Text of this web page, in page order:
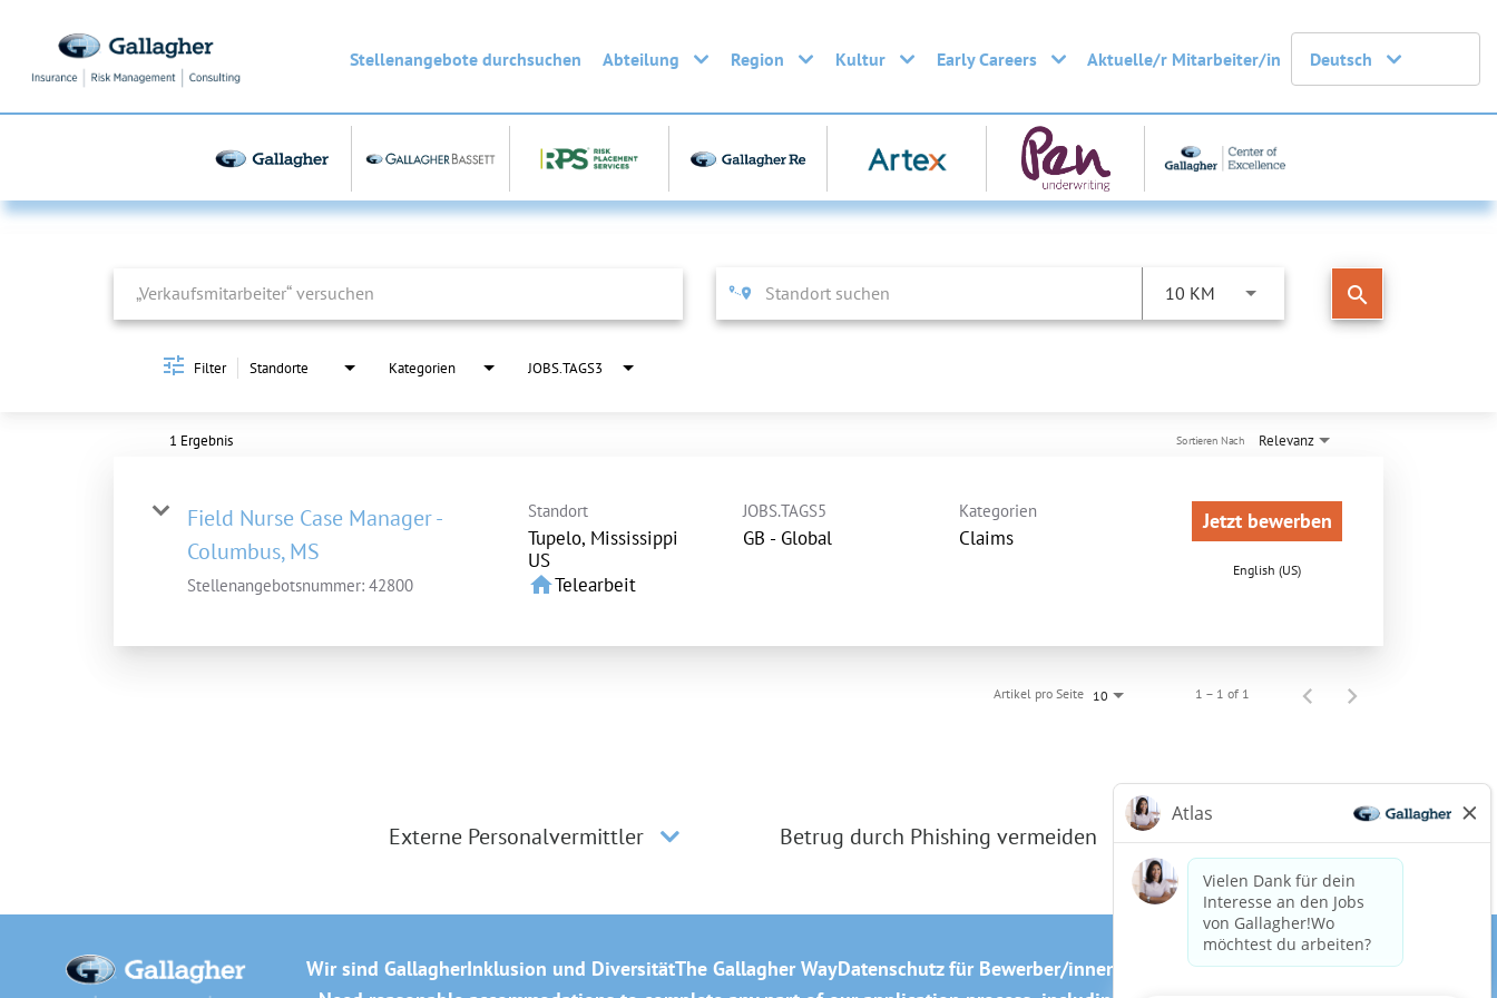
Stellenangebote durchsuchen Abteilung Region Kultur Early Careers Aktuelle/r Mitarbeiter/in Deutsch
Job Search Page
10 KM search
Filter Standorte Kategorien JOBS.TAGS3
1 Ergebnis Relevanz
Sortieren Nach
Field Nurse Case Manager -
Columbus, MS
Stellenangebotsnummer: 42800
Standort
Tupelo, Mississippi
homeTelearbeit
JOBS.TAGS5
GB - Global
Kategorien
Claims
Jetzt bewerben
English (US)
Artikel pro Seite 10 1 – 1 of 1
Externe Personalvermittler Betrug durch Phishing vermeiden
Wir sind GallagherInklusion und DiversitätThe Gallagher WayDatenschutz für Bewerber/innen
Cookie-Richtlinie